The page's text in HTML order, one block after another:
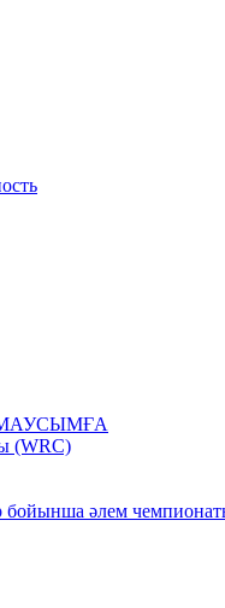
(WRC)
бойынша әлем